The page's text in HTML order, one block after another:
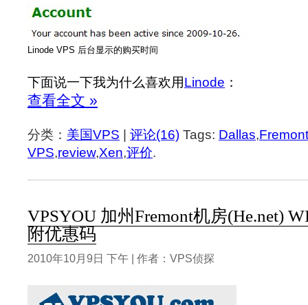
Linode VPS 后台显示的购买时间
下面说一下我为什么喜欢用Linode ：
查看全文 »
分类： 美国VPS | 评论(16) Tags: Dallas,Fremont
VPS,review,Xen,评价.
VPSYOU 加州Fremont机房(He.net)
附优惠码
2010年10月9日 下午 | 作者：VPS侦探